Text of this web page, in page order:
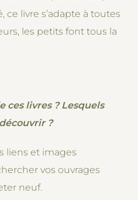
ce livre s’adapte à toutes
les petits font tous la
ces livres ? Lesquels
?
liens et images
vos ouvrages
neuf.